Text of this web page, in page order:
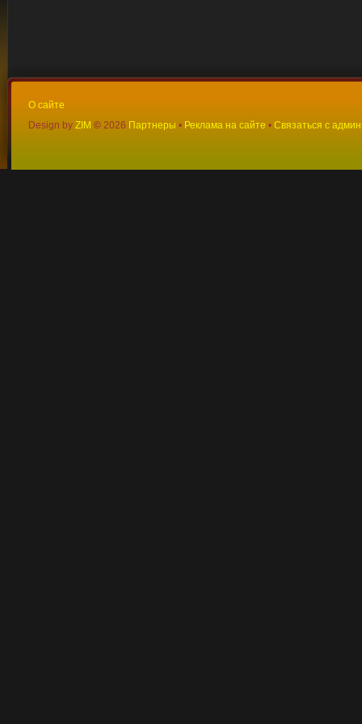
О сайте
Design by ZIM © 2026 Партнеры • Реклама на сайте • Связаться с